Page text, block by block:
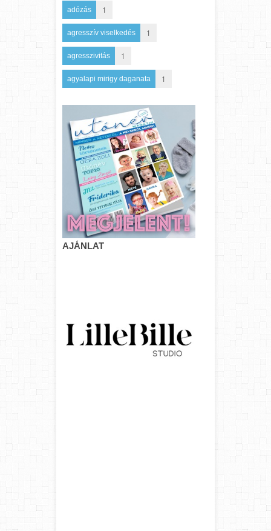
adózás 1
agresszív viselkedés 1
agresszivitás 1
agyalapi mirigy daganata 1
AJÁNLAT